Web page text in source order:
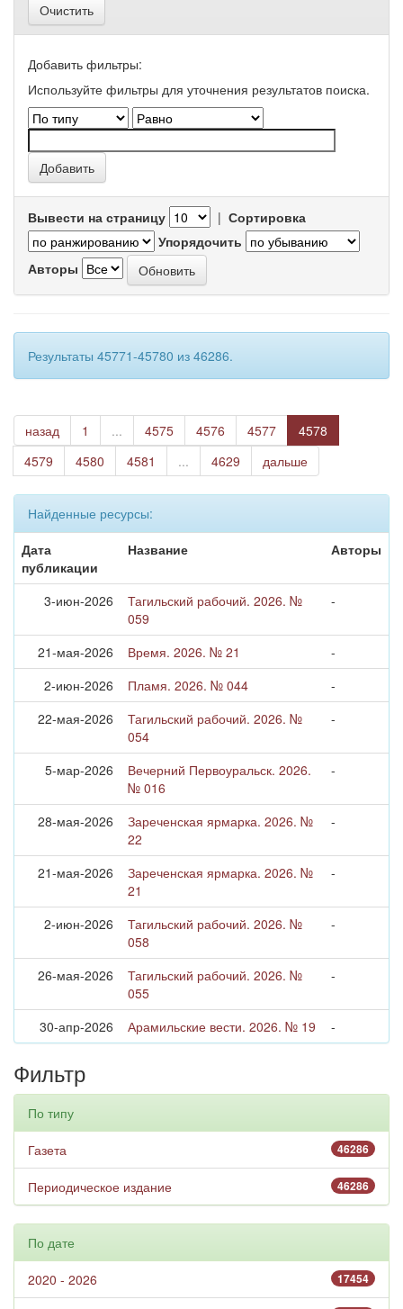
Очистить
Добавить фильтры:
Используйте фильтры для уточнения результатов поиска.
Вывести на страницу | Сортировка
Упорядочить
Авторы
Результаты 45771-45780 из 46286.
назад 1 ... 4575 4576 4577
4578
4579
4580 4581 ... 4629 дальше
Найденные ресурсы:
Дата
публикации
Название Авторы
3-июн-2026
Тагильский рабочий. 2026. №
059
-
21-мая-2026 Время. 2026. № 21
-
2-июн-2026
Пламя. 2026. № 044
-
22-мая-2026
Тагильский рабочий. 2026. №
054
-
5-мар-2026
Вечерний Первоуральск. 2026.
№ 016
-
28-мая-2026
Зареченская ярмарка. 2026. №
22
-
21-мая-2026
Зареченская ярмарка. 2026. №
21
-
2-июн-2026
Тагильский рабочий. 2026. №
058
-
26-мая-2026
Тагильский рабочий. 2026. №
055
-
30-апр-2026 Арамильские вести. 2026. № 19 -
Фильтр
По типу
46286
Газета
46286
Периодическое издание
По дате
17454
2020 - 2026